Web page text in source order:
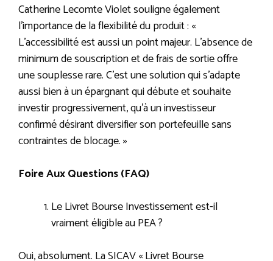
Catherine Lecomte Violet souligne également
l’importance de la flexibilité du produit : «
L’accessibilité est aussi un point majeur. L’absence de
minimum de souscription et de frais de sortie offre
une souplesse rare. C’est une solution qui s’adapte
aussi bien à un épargnant qui débute et souhaite
investir progressivement, qu’à un investisseur
confirmé désirant diversifier son portefeuille sans
contraintes de blocage. »
Foire Aux Questions (FAQ)
Le Livret Bourse Investissement est-il
vraiment éligible au PEA ?
Oui, absolument. La SICAV « Livret Bourse